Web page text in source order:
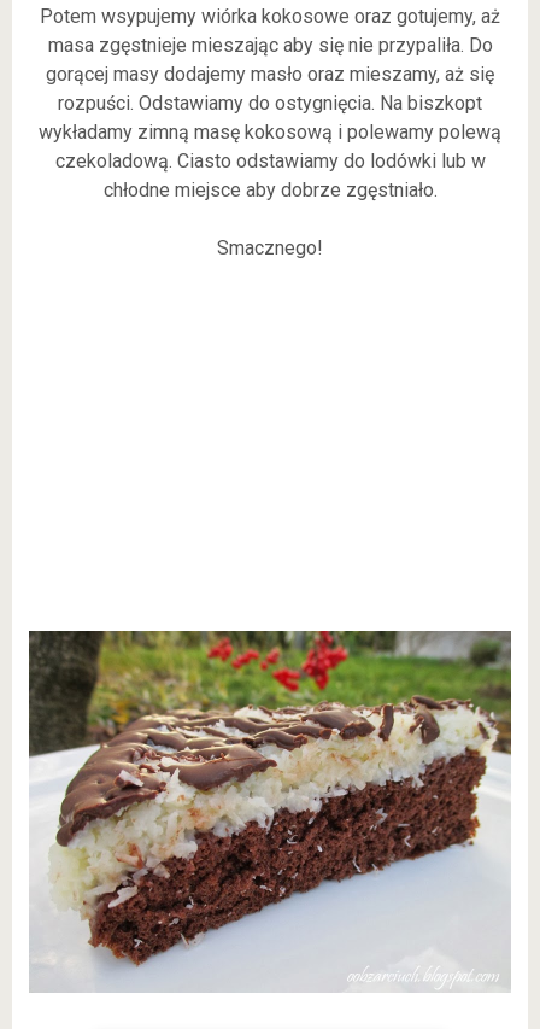
Potem wsypujemy wiórka kokosowe oraz gotujemy, aż
masa zgęstnieje mieszając aby się nie przypaliła. Do
gorącej masy dodajemy masło oraz mieszamy, aż się
rozpuści. Odstawiamy do ostygnięcia. Na biszkopt
wykładamy zimną masę kokosową i polewamy polewą
czekoladową. Ciasto odstawiamy do lodówki lub w
chłodne miejsce aby dobrze zgęstniało.
Smacznego!